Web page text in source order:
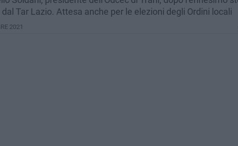
Tar Lazio. Attesa anche per le elezioni degli Ordini locali
2021